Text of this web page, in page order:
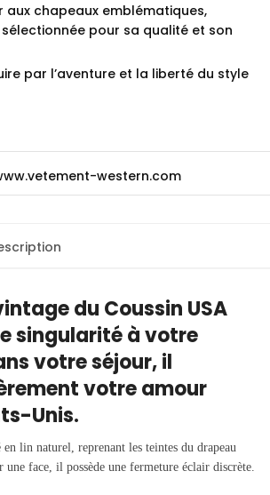
aux chapeaux emblématiques,
pour sa qualité et son
par l’aventure et la liberté du style
du Coussin USA
singularité à votre
votre séjour, il
votre amour
Unis.
en lin naturel, reprenant les teintes du drapeau
face, il possède une fermeture éclair discrète.